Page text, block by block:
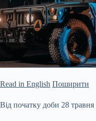
Read in English Поширити
Від початку доби 28